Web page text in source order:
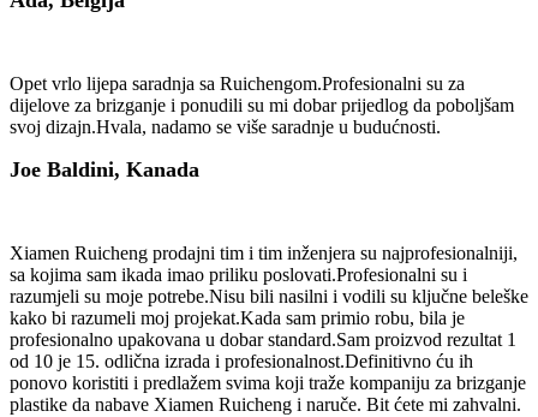
Opet vrlo lijepa saradnja sa Ruichengom.Profesionalni su za
dijelove za brizganje i ponudili su mi dobar prijedlog da poboljšam
svoj dizajn.Hvala, nadamo se više saradnje u budućnosti.
Joe Baldini, Kanada
Xiamen Ruicheng prodajni tim i tim inženjera su najprofesionalniji,
sa kojima sam ikada imao priliku poslovati.Profesionalni su i
razumjeli su moje potrebe.Nisu bili nasilni i vodili su ključne beleške
kako bi razumeli moj projekat.Kada sam primio robu, bila je
profesionalno upakovana u dobar standard.Sam proizvod rezultat 1
od 10 je 15. odlična izrada i profesionalnost.Definitivno ću ih
ponovo koristiti i predlažem svima koji traže kompaniju za brizganje
plastike da nabave Xiamen Ruicheng i naruče. Bit ćete mi zahvalni.